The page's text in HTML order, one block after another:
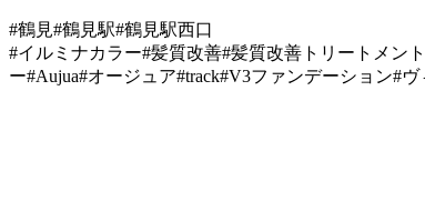
#鶴見#鶴見駅#鶴見駅西口
#イルミナカラー#髪質改善#髪質改善トリートメン
ー#Aujua#オージュア#track#V3ファンデーション#